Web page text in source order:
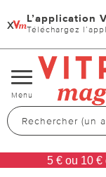
x L’application
Téléchargez
Changer
de
navigation
Menu
5 € ou 10